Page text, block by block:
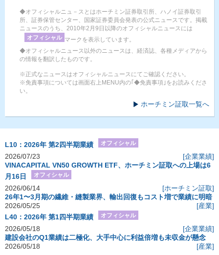
◆オフィシャルニュ－スとはホーチミン証券取引所、ハノイ証券取引
所、証券保管センター、国家証券委員会発表の公式ニュースです。掲載
ニュースのうち、2010年2月9日以降のオフィシャルニュースには
オフィシャル マークを表示しています。
◆オフィシャルニュース以外のニュースは、経済誌、各種メディアから
の情報を翻訳したものです。
※正式なニュースはオフィシャルニュースにてご確認ください。
※免責事項については画面右上MENU内の｢◆免責事項｣をお読みくださ
い。
ホーチミン証取一覧へ
L10：2026年 第2四半期業績 オフィシャル
2026/07/23
[企業業績]
VINACAPITAL VN50 GROWTH ETF、ホーチミン証取への上場は6
月16日
オフィシャル
2026/06/14
[ホーチミン証取]
26年1〜3月期の繊維・縫製業界、輸出回復もコスト増で業績に明暗
2026/05/25
[産業]
L40：2026年 第1四半期業績
オフィシャル
2026/05/18
[企業業績]
建設会社のQ1業績は二極化、大手中心に利益倍増も未収金が懸念
2026/05/18
[産業]